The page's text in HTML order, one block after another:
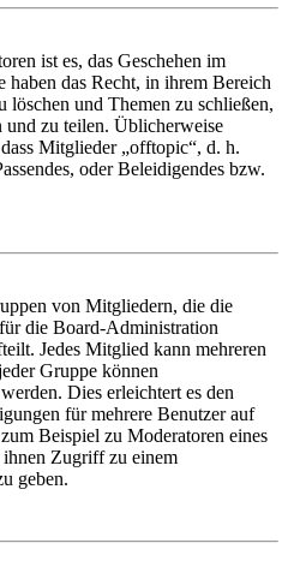
ist es, das Geschehen im
haben das Recht, in ihrem Bereich
löschen und Themen zu schließen,
und zu teilen. Üblicherweise
Mitglieder „offtopic“, d. h.
oder Beleidigendes bzw.
von Mitgliedern, die die
die Board-Administration
Jedes Mitglied kann mehreren
Gruppe können
Dies erleichtert es den
für mehrere Benutzer auf
Beispiel zu Moderatoren eines
ihnen Zugriff zu einem
geben.